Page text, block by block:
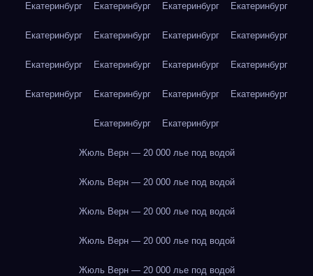
Екатеринбург Екатеринбург Екатеринбург Екатеринбург
Екатеринбург Екатеринбург Екатеринбург Екатеринбург
Екатеринбург Екатеринбург Екатеринбург Екатеринбург
Екатеринбург Екатеринбург Екатеринбург Екатеринбург
Екатеринбург Екатеринбург
Жюль Верн — 20 000 лье под водой
Жюль Верн — 20 000 лье под водой
Жюль Верн — 20 000 лье под водой
Жюль Верн — 20 000 лье под водой
Жюль Верн — 20 000 лье под водой